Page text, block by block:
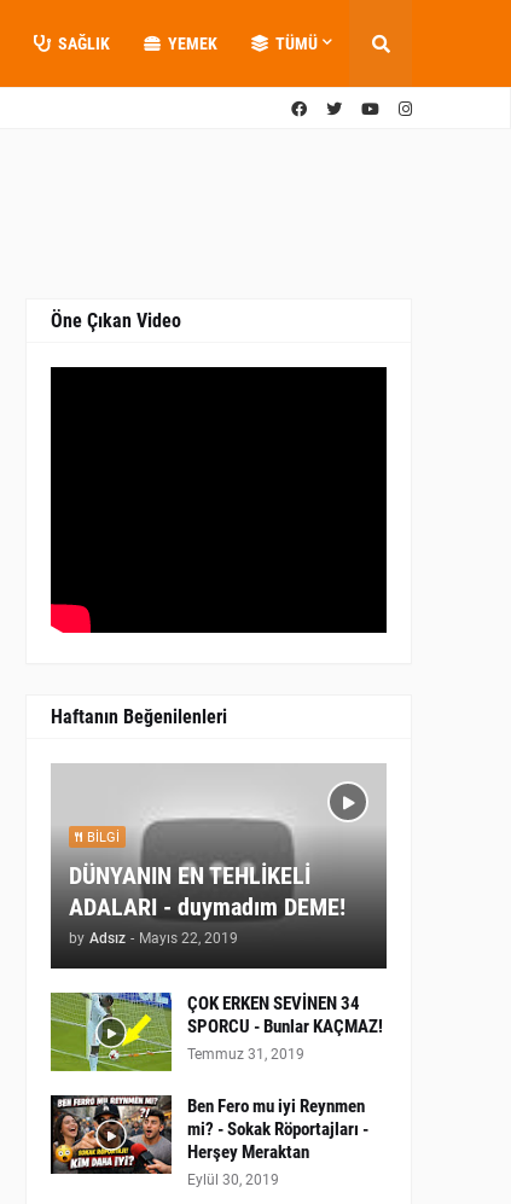
SAĞLIK YEMEK TÜMÜ
Öne Çıkan Video
Haftanın Beğenilenleri
BILGI
DÜNYANIN EN TEHLİKELİ
ADALARI - duymadım DEME!
by Adsız - Mayıs 22, 2019
ÇOK ERKEN SEVİNEN 34
SPORCU - Bunlar KAÇMAZ!
Temmuz 31, 2019
Ben Fero mu iyi Reynmen
mi? - Sokak Röportajları -
Herşey Meraktan
Eylül 30, 2019